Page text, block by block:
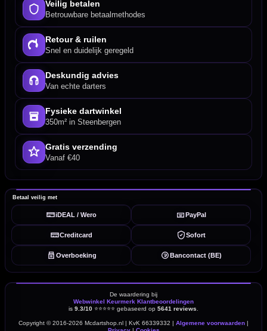
Veilig betalen
Betrouwbare betaalmethodes
Retour & ruilen
Snel en duidelijk geregeld
Deskundig advies
Van echte darters
Fysieke dartwinkel
350m² in Steenbergen
Gratis verzending
Vanaf €40
Betaal veilig met
iDEAL / Wero PayPal
Creditcard Sofort
Overboeking Bancontact (BE)
De waardering bij
Webwinkel Keurmerk Klantbeoordelingen
is 9.3/10 ⭐⭐⭐⭐⭐ gebaseerd op 5641 reviews
Copyright © 2016-2026 Mcdartshop.nl | KvK 66339332 | Algemene voorwaarden |